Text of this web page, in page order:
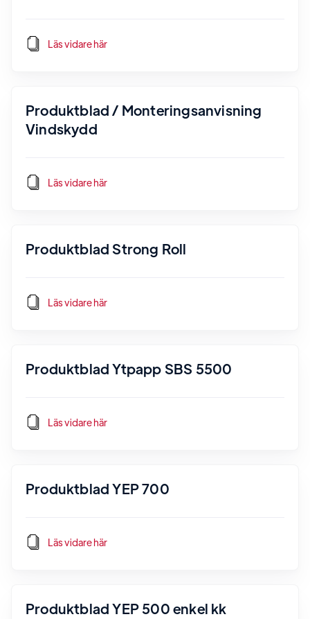
Läs vidare här
Produktblad / Monteringsanvisning
Vindskydd
Läs vidare här
Produktblad Strong Roll
Läs vidare här
Produktblad Ytpapp SBS 5500
Läs vidare här
Produktblad YEP 700
Läs vidare här
Produktblad YEP 500 enkel kk